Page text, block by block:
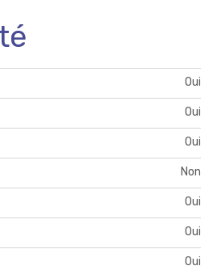
Oui
Oui
Oui
Non
Oui
Oui
Oui